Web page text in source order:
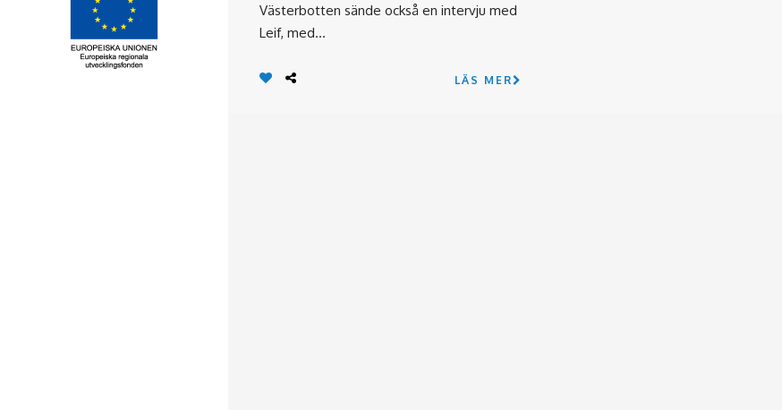
Västerbotten sände också en intervju med
Leif, med...
LÄS MER